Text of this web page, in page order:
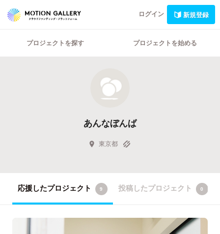
ログイン 新規登録
プロジェクトを探す プロジェクトを始める
あんなぼんば
東京都
応援したプロジェクト 9 投稿したプロジェクト 0